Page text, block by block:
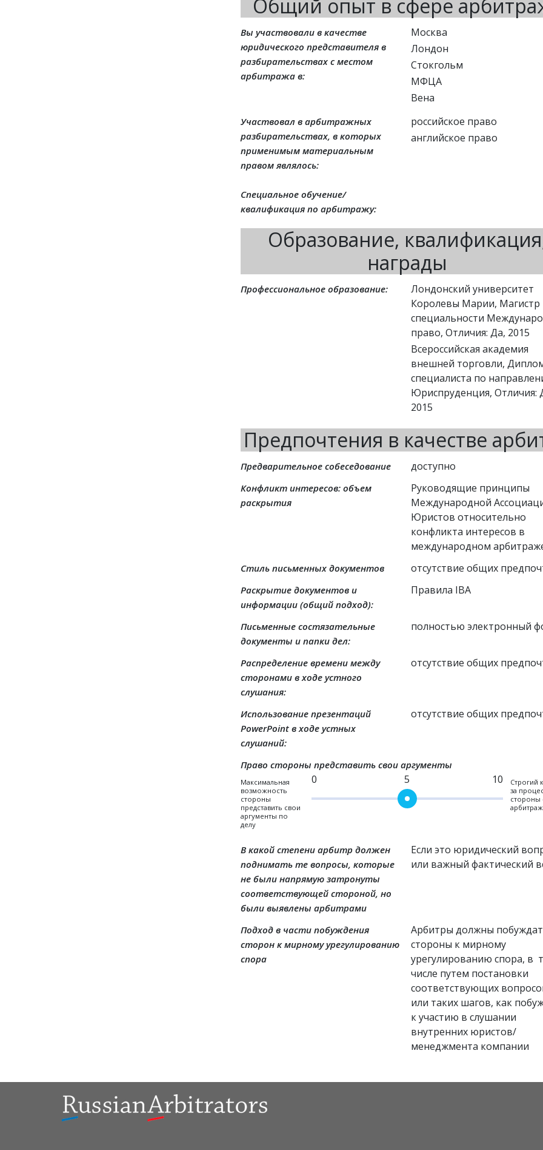
Общий опыт в сфере
Вы участвовали в качестве
юридического представителя в
разбирательствах с местом
арбитража в:
Москва
Лондон
Стокгольм
МФЦА
Вена
Участвовал в арбитражных
разбирательствах, в которых
применимым материальным
правом являлось:
российское право
английское право
Специальное обучение/
квалификация по арбитражу:
Образование,
награды
Профессиональное образование:
Лондонский университет
Королевы Марии, Магистр
специальности
право, Отличия: Да, 2015
Всероссийская академия
внешней торговли,
специалиста по
Юриспруденция, Отличия:
2015
Предпочтения в качестве
Предварительное собеседование доступно
Конфликт интересов: объем
раскрытия
Руководящие принципы
Международной
Юристов относительно
конфликта интересов в
международном
Стиль письменных документов отсутствие общих
Раскрытие документов и
информации (общий подход):
Правила IBA
Письменные состязательные
документы и папки дел:
полностью электронный
Распределение времени между
сторонами в ходе устного
слушания:
отсутствие общих
Использование презентаций
PowerPoint в ходе устных
слушаний:
отсутствие общих
Право стороны представить свои аргументы
Максимальная
возможность
стороны
представить свои
аргументы по
делу
5
Строгий
за
стороны
В какой степени арбитр должен
поднимать те вопросы, которые
не были напрямую затронуты
соответствующей стороной, но
были выявлены арбитрами
Если это юридический
или важный фактический
Подход в части побуждения
сторон к мирному урегулированию
спора
Арбитры должны
стороны к мирному
урегулированию спора, в
числе путем постановки
соответствующих
или таких шагов, как
к участию в слушании
внутренних юристов/
менеджмента компании